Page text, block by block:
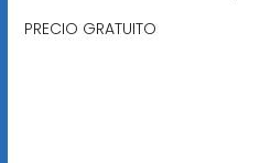
PRECIO GRATUITO